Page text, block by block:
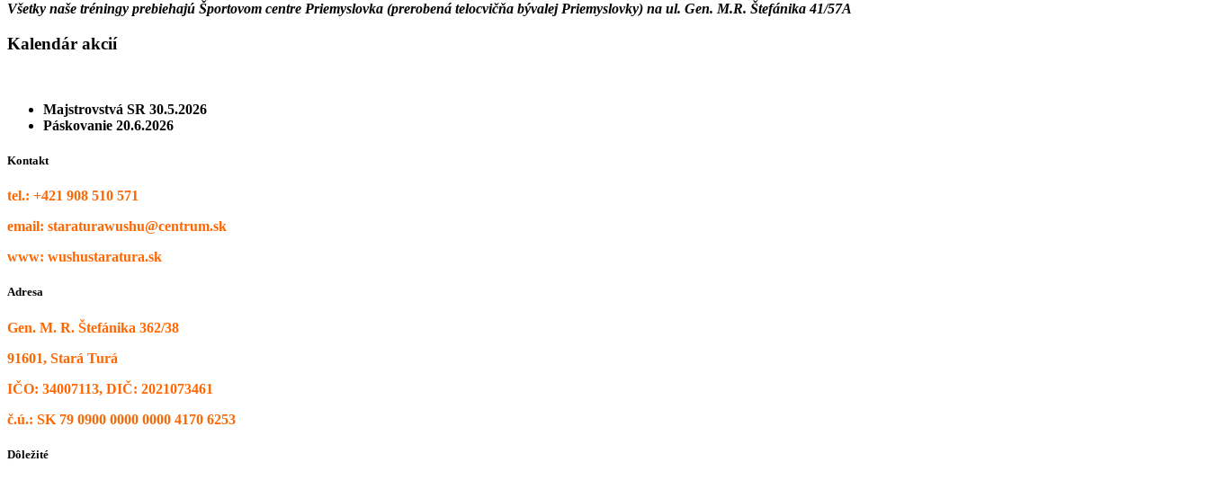
Všetky naše tréningy prebiehajú Športovom centre Priemyslovka (prerobená telocvičňa bývalej Priemyslovky) na ul. Gen. M.R. Štefánika 41/57A
Kalendár akcií
Majstrovstvá SR 30.5.2026
Páskovanie 20.6.2026
Kontakt
tel.: +421 908 510 571
email: staraturawushu@centrum.sk
www: wushustaratura.sk
Adresa
Gen. M. R. Štefánika 362/38
91601, Stará Turá
IČO: 34007113, DIČ: 2021073461
č.ú.: SK 79 0900 0000 0000 4170 6253
Dôležité